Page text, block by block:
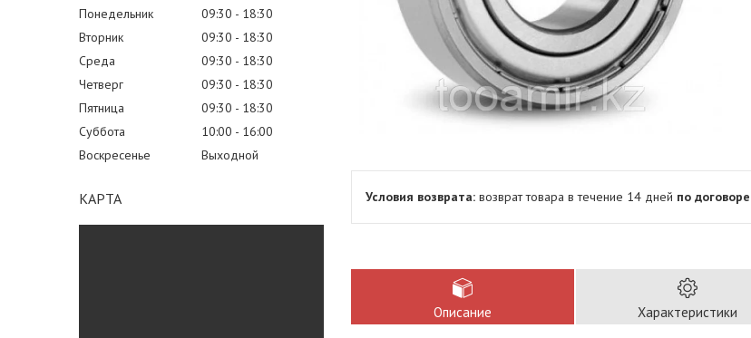
Понедельник 09:30
18:30
Вторник
09:30
18:30
Среда
09:30
18:30
Четверг
09:30
18:30
Пятница
09:30
18:30
Суббота
10:00
16:00
Воскресенье
Выходной
КАРТА возврат товара в течение 14 дней по
Описание Характеристики